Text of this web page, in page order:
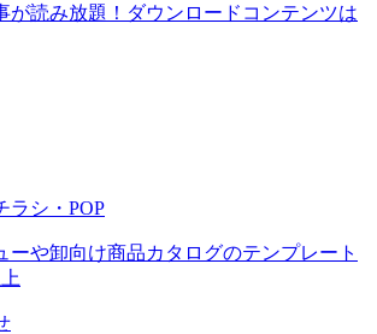
が読み放題！ダウンロードコンテンツは
ラシ・POP
ーや卸向け商品カタログのテンプレート